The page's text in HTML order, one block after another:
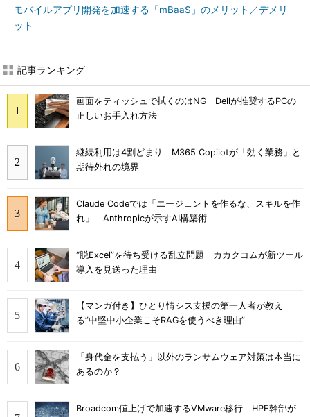
モバイルアプリ開発を加速する「mBaaS」のメリット／デメリ
ット
記事ランキング
画面をティッシュで拭くのはNG Dellが推奨するPCの
正しいお手入れ方法
継続利用は4割どまり M365 Copilotが「効く業務」と
期待外れの境界
Claude Codeでは「エージェントを作るな、スキルを作
れ」 Anthropicが示すAI構築術
“脱Excel”を待ち受ける乱立問題 カカクコムが新ツール
導入を見送った理由
【マンガ付き】ひとり情シス支援の第一人者が教え
る”中堅中小企業こそRAGを使うべき理由”
「身代金を支払う」以外のランサムウェア対策は本当に
あるのか？
Broadcom値上げで加速するVMware移行 HPE幹部が